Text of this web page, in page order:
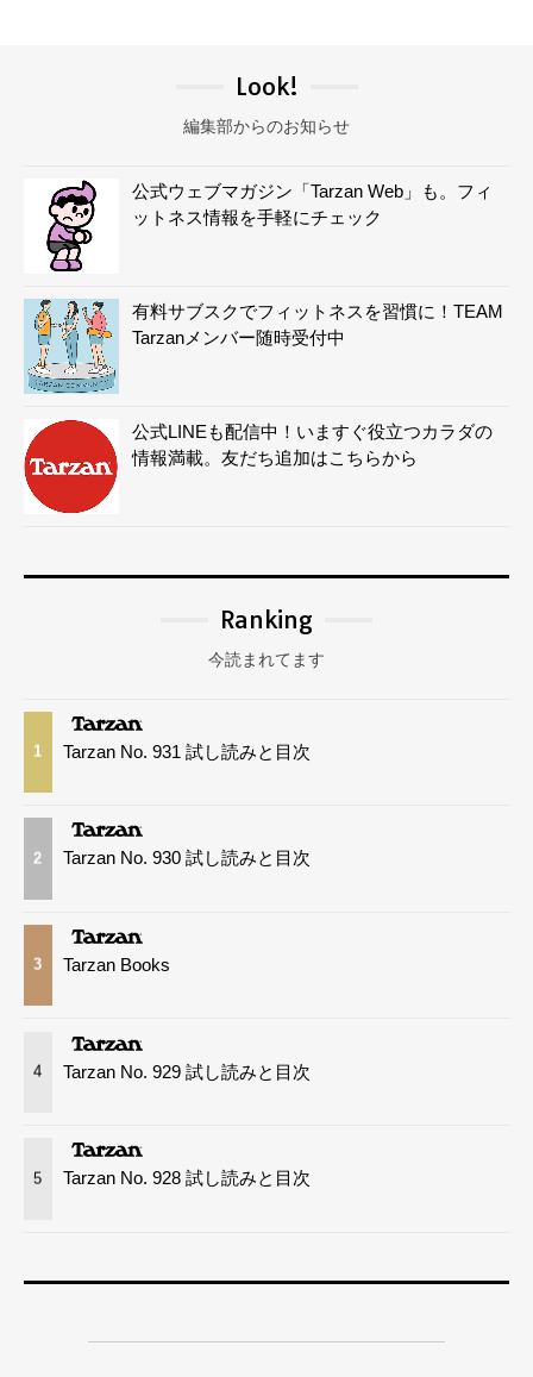
Look!
編集部からのお知らせ
公式ウェブマガジン「Tarzan Web」も。フィ
ットネス情報を手軽にチェック
有料サブスクでフィットネスを習慣に！TEAM
Tarzanメンバー随時受付中
公式LINEも配信中！いますぐ役立つカラダの
情報満載。友だち追加はこちらから
Ranking
今読まれてます
1 Tarzan No. 931 試し読みと目次
2 Tarzan No. 930 試し読みと目次
3 Tarzan Books
4 Tarzan No. 929 試し読みと目次
5 Tarzan No. 928 試し読みと目次